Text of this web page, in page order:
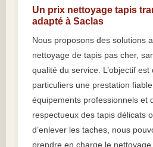
Un prix nettoyage tapis
adapté à Saclas
Nous proposons des solutions
nettoyage de tapis pas cher,
qualité du service. L’objectif est
particuliers une prestation
équipements professionnels et
respectueux des tapis délicats
d’enlever les taches, nous
prendre en charge le